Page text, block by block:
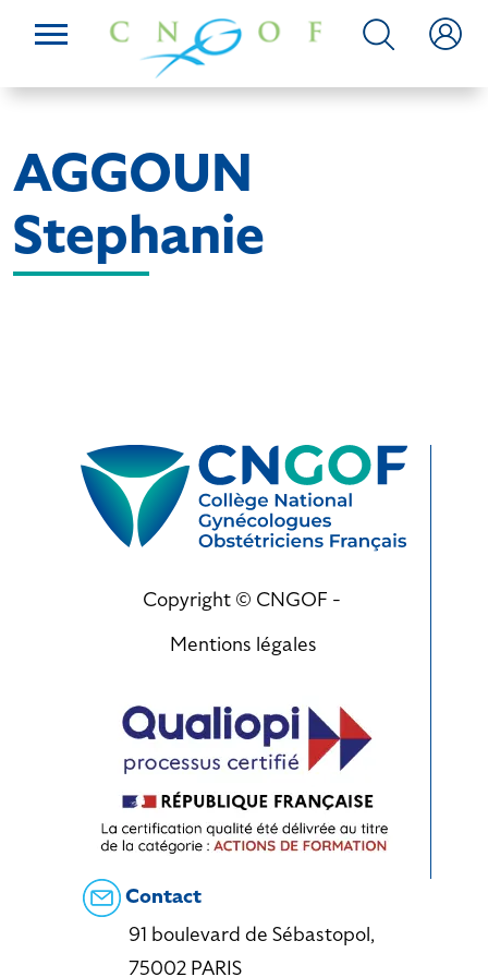
AGGOUN
Stephanie
Copyright © CNGOF -
Mentions légales
Contact
91 boulevard de Sébastopol,
75002 PARIS